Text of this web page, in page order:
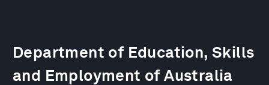
Department of Education, Skills
and Employment of Australia